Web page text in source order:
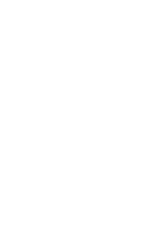
Copyright © 2026 KATARÍNA S.
This website uses cookies to improve
assume you're ok with this, but you can
This website uses cookies to improve
you navigate through the website. Out
that are categorized as necessary are
as they are essential for the working of
the website. We also use third-party
analyze and understand how you use
cookies will be stored in your browser
You also have the option to opt-out of